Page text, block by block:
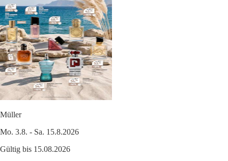
Müller
Mo. 3.8. - Sa. 15.8.2026
Gültig bis 15.08.2026